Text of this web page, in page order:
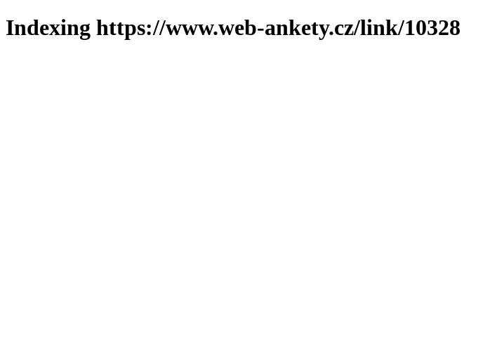
Indexing https://www.web-ankety.cz/link/10328